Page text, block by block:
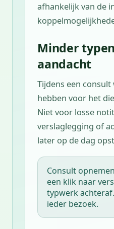
afhankelijk van de
Minder
aandacht
Tijdens een
hebben voor het
Niet voor losse
verslaglegging of
later op de dag
Consult
een klik naar
typwerk
ieder bezoek.